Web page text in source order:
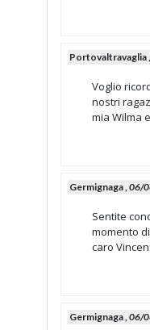
Portovaltravaglia ,
Voglio
nostri
mia Wilma
Germignaga ,06/
Sentite
momento
caro
Germignaga ,06/